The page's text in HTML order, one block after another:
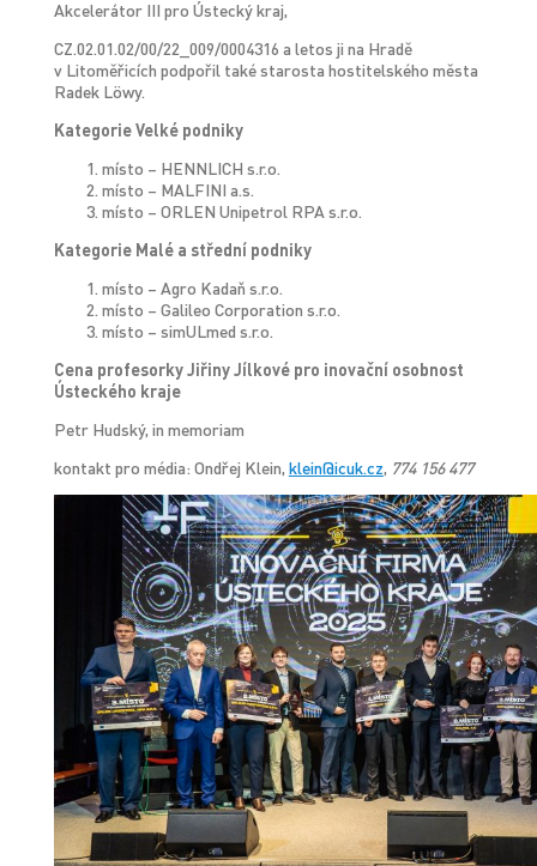
Akcelerátor III pro Ústecký kraj,
CZ.02.01.02/00/22_009/0004316 a letos ji na Hradě
v Litoměřicích podpořil také starosta hostitelského města
Radek Löwy.
Kategorie Velké podniky
místo – HENNLICH s.r.o.
místo – MALFINI a.s.
místo – ORLEN Unipetrol RPA s.r.o.
Kategorie Malé a střední podniky
místo – Agro Kadaň s.r.o.
místo – Galileo Corporation s.r.o.
místo – simULmed s.r.o.
Cena profesorky Jiřiny Jílkové pro inovační osobnost
Ústeckého kraje
Petr Hudský, in memoriam
kontakt pro média: Ondřej Klein, klein@icuk.cz, 774 156 477